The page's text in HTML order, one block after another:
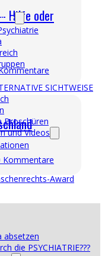
SICHTWEISE
Broschüren
und Videos
Award
absetzen
die PSYCHIATRIE???
Hilfe oder
Kommentare